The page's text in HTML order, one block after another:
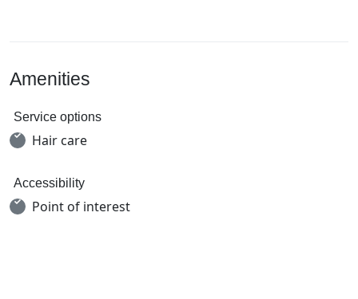
Amenities
Service options
Hair care
Accessibility
Point of interest